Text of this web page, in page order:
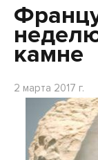
камне
2 марта 2017 г.